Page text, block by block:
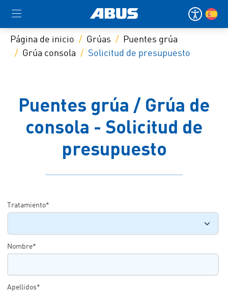
Página de inicio Grúas
Puentes grúa
Grúa consola
Solicitud de presupuesto
Puentes grúa / Grúa de
consola - Solicitud de
presupuesto
Tratamiento*
Nombre*
Apellidos*